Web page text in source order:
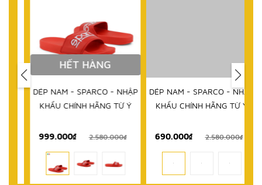
HẾT HÀNG
DÉP NAM - SPARCO - NHẬP
KHẨU CHÍNH HÃNG TỪ Ý
999.000₫ 2.580.000₫
DÉP NAM - SPARCO - NHẬP
KHẨU CHÍNH HÃNG TỪ Ý
690.000₫ 2.580.000₫